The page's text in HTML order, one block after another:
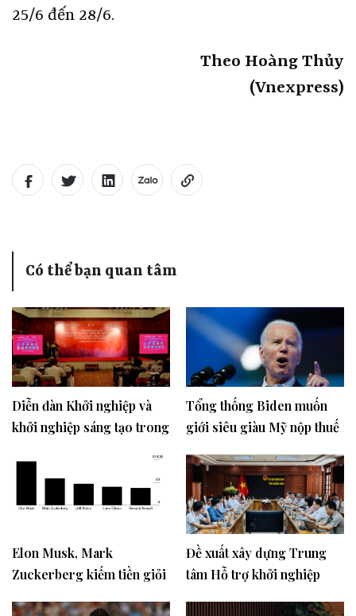
25/6 đến 28/6.
Theo Hoàng Thủy
(Vnexpress)
Có thể bạn quan tâm
Diễn đàn Khởi nghiệp và
khởi nghiệp sáng tạo trong
Tổng thống Biden muốn
giới siêu giàu Mỹ nộp thuế
Elon Musk, Mark
Zuckerberg kiếm tiền giỏi
Đề xuất xây dựng Trung
tâm Hỗ trợ khởi nghiệp